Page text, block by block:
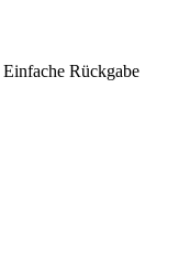
Einfache Rückgabe